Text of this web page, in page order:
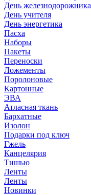
День железнодорожника
День учителя
День энергетика
Пасха
Наборы
Пакеты
Переноски
Ложементы
Поролоновые
Картонные
ЭВА
Атласная ткань
Бархатные
Изолон
Подарки под ключ
Гжель
Канцелярия
Тишью
Ленты
Ленты
Новинки